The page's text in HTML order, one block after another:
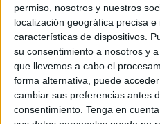
permiso, nosotros y nuestros
localización geográfica precisa
características de dispositivos.
su consentimiento a nosotros y
que llevemos a cabo el
forma alternativa, puede
cambiar sus preferencias antes
consentimiento. Tenga en
LaPolicía Nacionaly la
todo lo intervenido enesta
de drogas y la corrupción
llevados a cabo en nuestra
y Zaragoza) se han
motocicletas e incluso un